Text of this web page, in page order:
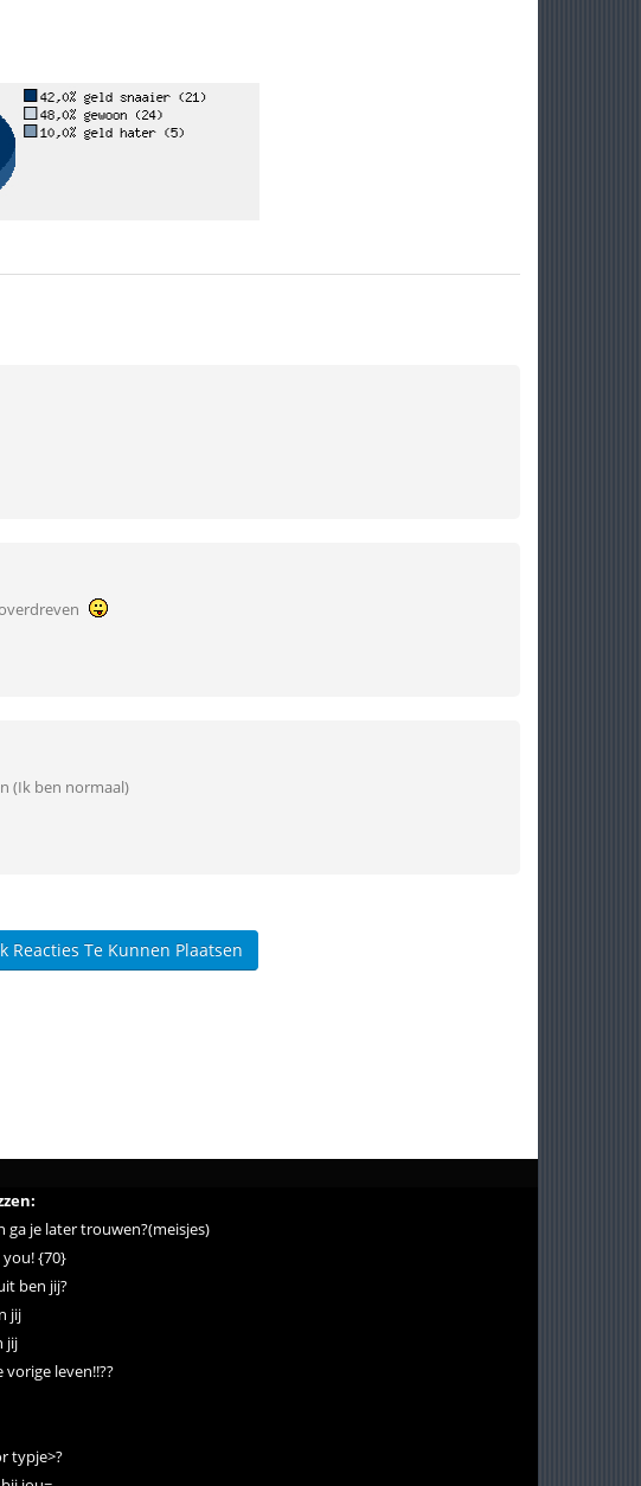
(Ik ben normaal)
Reacties Te Kunnen Plaatsen
ga je later trouwen?(meisjes)
you! {70}
ben jij?
jij
jij
vorige leven!!??
typje>?